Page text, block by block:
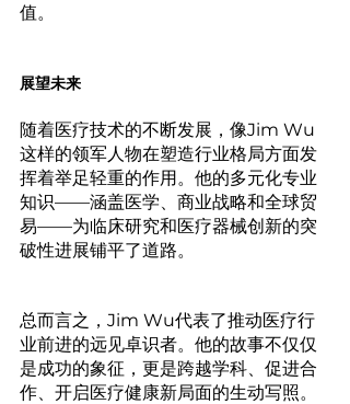
值。
展望未来
随着医疗技术的不断发展，像Jim Wu
这样的领军人物在塑造行业格局方面发
挥着举足轻重的作用。他的多元化专业
知识——涵盖医学、商业战略和全球贸
易——为临床研究和医疗器械创新的突
破性进展铺平了道路。
总而言之，Jim Wu代表了推动医疗行
业前进的远见卓识者。他的故事不仅仅
是成功的象征，更是跨越学科、促进合
作、开启医疗健康新局面的生动写照。